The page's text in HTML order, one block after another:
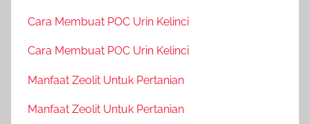
Cara Membuat POC Urin Kelinci
Cara Membuat POC Urin Kelinci
Manfaat Zeolit Untuk Pertanian
Manfaat Zeolit Untuk Pertanian